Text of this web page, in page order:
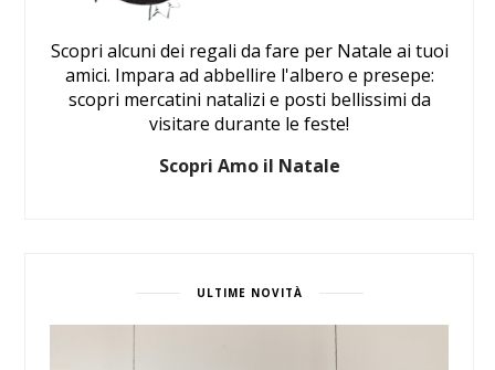
Scopri alcuni dei regali da fare per Natale ai tuoi
amici. Impara ad abbellire l'albero e presepe:
scopri mercatini natalizi e posti bellissimi da
visitare durante le feste!
Scopri Amo il Natale
ULTIME NOVITÀ